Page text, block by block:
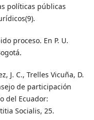
políticas públicas
proceso. En P. U.
J. C., Trelles Vicuña, D.
de participación
del Ecuador:
Socialis, 25.